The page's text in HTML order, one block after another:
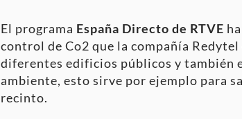
El programa España Directo de RTVE
control de Co2 que la compañía
diferentes edificios públicos y también
ambiente, esto sirve por ejemplo para
recinto.